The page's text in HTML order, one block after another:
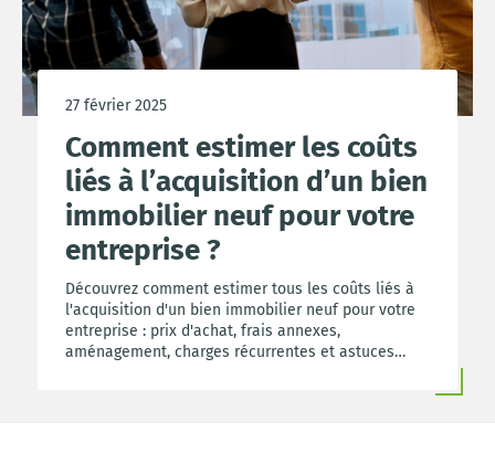
27 février 2025
Comment estimer les coûts
liés à l’acquisition d’un bien
immobilier neuf pour votre
entreprise ?
Découvrez comment estimer tous les coûts liés à
l'acquisition d'un bien immobilier neuf pour votre
entreprise : prix d'achat, frais annexes,
aménagement, charges récurrentes et astuces